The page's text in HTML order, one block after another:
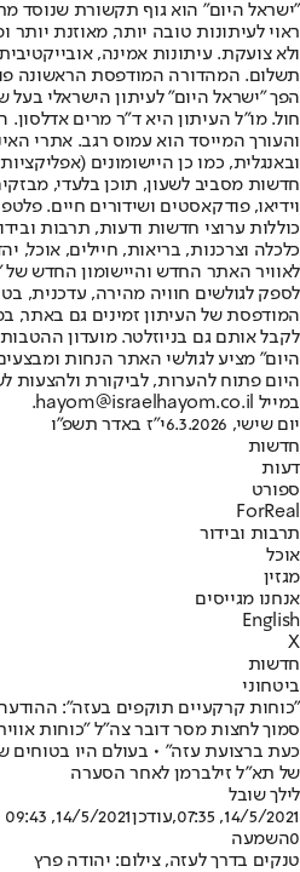
"ישראל היום" הוא גוף תקשורת שנוסד
ראוי לעיתונות טובה יותר, מאוזנת
ולא צועקת. עיתונות אמינה,
הפך "ישראל היום" לעיתון הישראלי בעל
חול. מו"ל העיתון היא ד"ר מרים
והעורך המייסד הוא עמוס רגב. אתרי
חדשות מסביב לשעון, תוכן בלעדי,
וידיאו, פודקאסטים ושידורים חיים.
כוללות ערוצי חדשות ודעות, תרבות
לאוויר האתר החדש והיישומון החדש
לספק לגולשים חוויה מהירה, עדכנית,
המודפסת של העיתון זמינים גם באתר,
לקבל אותם גם בניוזלטר. מועדון
היום" מציע לגולשי האתר הנחות
היום פתוח להערות, לביקורת ולהצעות
במייל hayom@israelhayom.co.il.
יום שישי, 6.3.2026
י"ז באדר תשפ"ו
חדשות
דעות
ספורט
ForReal
תרבות ובידור
אוכל
מגזין
אנחנו מגייסים
English
X
חדשות
ביטחוני
"כוחות קרקעיים תוקפים בעזה":
סמוך לחצות מסר דובר צה"ל "כוחות
כעת ברצועת עזה" • בעולם היו
של תא"ל זילברמן לאחר הסערה
לילך שובל
14/5/2021, 07:35
,עודכן14/5/2021, 09:43
0השמעה
טנקים בדרך לעזה, צילום: יהודה פרץ